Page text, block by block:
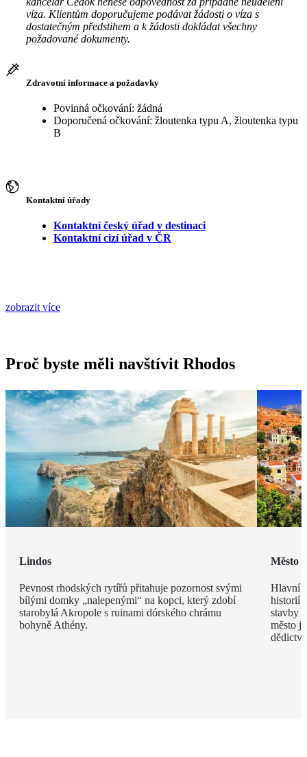
víza. Klientům doporučujeme podávat žádosti o víza s
dostatečným předstihem a k žádosti dokládat všechny
požadované dokumenty.
Zdravotní informace a požadavky
Povinná očkování: žádná
Doporučená očkování: žloutenka typu A, žloutenka typu
B
Kontaktní úřady
Kontaktní český úřad v destinaci
Kontaktní cizí úřad v ČR
zobrazit více
Proč byste měli navštívit Rhodos
Lindos
Pevnost rhodských rytířů přitahuje pozornost svými
bílými domky „nalepenými“ na kopci, který zdobí
starobylá Akropole s ruinami dórského chrámu
bohyně Athény.
Město
Hlavní
historií
stavby
město